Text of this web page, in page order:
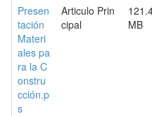
Presen
tación
Materi
ales pa
ra la C
onstru
cción.p
s
Articulo Prin
cipal
MB